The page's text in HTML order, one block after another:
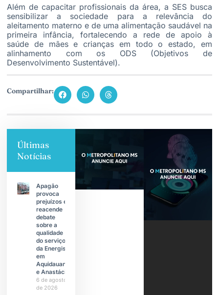
Além de capacitar profissionais da área, a SES busca
sensibilizar a sociedade para a relevância do
aleitamento materno e de uma alimentação saudável na
primeira infância, fortalecendo a rede de apoio à
saúde de mães e crianças em todo o estado, em
alinhamento com os ODS(Objetivos de
Desenvolvimento Sustentável).
Compartilhar:
Últimas
Notícias
Apagão
provoca
prejuízos e
reacende
debate
sobre a
qualidade
do serviço
da Energisa
em
Aquidauana
e Anastácio
6 de agosto
de 2026